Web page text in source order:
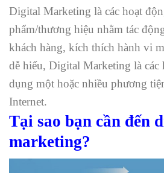
Digital Marketing là các hoạt
phẩm/thương hiệu nhằm tác
khách hàng, kích thích hành vi
dễ hiểu, Digital Marketing là các
dụng một hoặc nhiều phương
Internet.
Tại sao bạn cần đến
marketing?